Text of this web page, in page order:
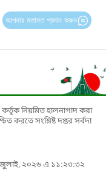
আপনার মতামত প্রদান করুন
নিয়মিত হালনাগাদ করা
করতে সংশ্লিষ্ট দপ্তর সর্বদা
জুলাই, ২০২৬ এ ১১:২৩:৩২